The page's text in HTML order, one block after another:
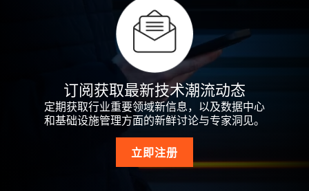
订阅获取最新技术潮流动态
定期获取行业重要领域新信息，以及数据中心
和基础设施管理方面的新鲜讨论与专家洞见。
立即注册